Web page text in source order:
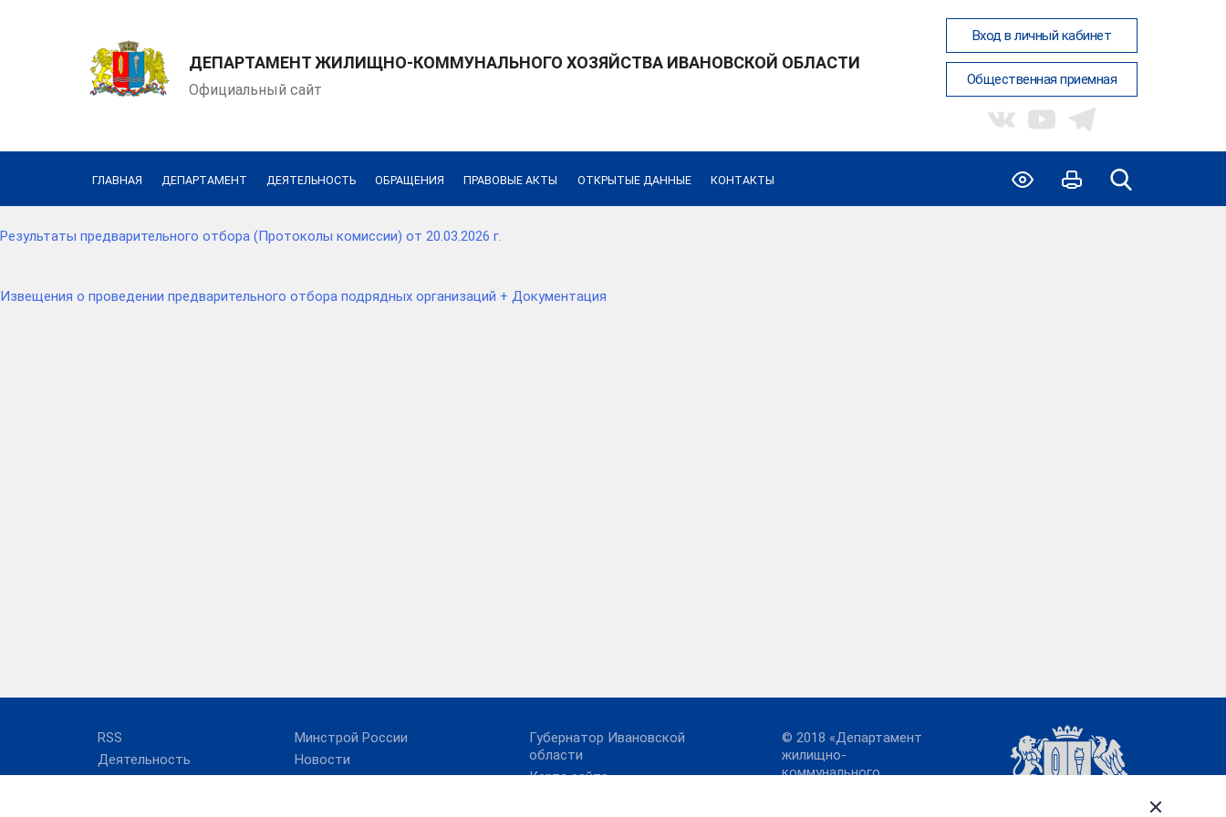
ДЕПАРТАМЕНТ ЖИЛИЩНО-КОММУНАЛЬНОГО ХОЗЯЙСТВА ИВАНОВСКОЙ ОБЛАСТИ
Официальный сайт
Вход в личный кабинет
Общественная приемная
ГЛАВНАЯ ДЕПАРТАМЕНТ ДЕЯТЕЛЬНОСТЬ ОБРАЩЕНИЯ ПРАВОВЫЕ АКТЫ ОТКРЫТЫЕ ДАННЫЕ КОНТАКТЫ
Результаты предварительного отбора (Протоколы комиссии) от 20.03.2026 г.
Извещения о проведении предварительного отбора подрядных организаций + Документация
RSS
Деятельность
Минстрой России
Новости
Губернатор Ивановской
области
Карта сайта
© 2018 «Департамент
жилищно-
коммунального